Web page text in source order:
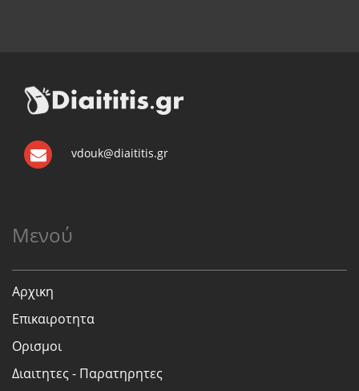
vdouk@diaititis.gr
Μενού
Αρχικη
Επικαιροτητα
Ορισμοι
Διαιτητες - Παρατηρητες